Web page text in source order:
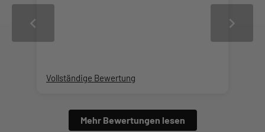
Vollständige Bewertung
Mehr Bewertungen lesen